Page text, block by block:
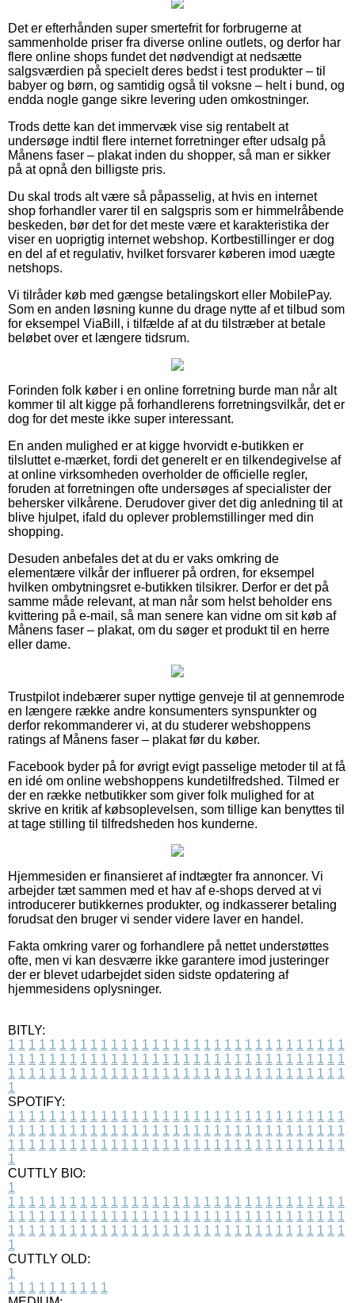
Det er efterhånden super smertefrit for forbrugerne at
sammenholde priser fra diverse online outlets, og derfor har
flere online shops fundet det nødvendigt at nedsætte
salgsværdien på specielt deres bedst i test produkter – til
babyer og børn, og samtidig også til voksne – helt i bund, og
endda nogle gange sikre levering uden omkostninger.
Trods dette kan det immervæk vise sig rentabelt at
undersøge indtil flere internet forretninger efter udsalg på
Månens faser – plakat inden du shopper, så man er sikker
på at opnå den billigste pris.
Du skal trods alt være så påpasselig, at hvis en internet
shop forhandler varer til en salgspris som er himmelråbende
beskeden, bør det for det meste være et karakteristika der
viser en uoprigtig internet webshop. Kortbestillinger er dog
en del af et regulativ, hvilket forsvarer køberen imod uægte
netshops.
Vi tilråder køb med gængse betalingskort eller MobilePay.
Som en anden løsning kunne du drage nytte af et tilbud som
for eksempel ViaBill, i tilfælde af at du tilstræber at betale
beløbet over et længere tidsrum.
Forinden folk køber i en online forretning burde man når alt
kommer til alt kigge på forhandlerens forretningsvilkår, det er
dog for det meste ikke super interessant.
En anden mulighed er at kigge hvorvidt e-butikken er
tilsluttet e-mærket, fordi det generelt er en tilkendegivelse af
at online virksomheden overholder de officielle regler,
foruden at forretningen ofte undersøges af specialister der
behersker vilkårene. Derudover giver det dig anledning til at
blive hjulpet, ifald du oplever problemstillinger med din
shopping.
Desuden anbefales det at du er vaks omkring de
elementære vilkår der influerer på ordren, for eksempel
hvilken ombytningsret e-butikken tilsikrer. Derfor er det på
samme måde relevant, at man når som helst beholder ens
kvittering på e-mail, så man senere kan vidne om sit køb af
Månens faser – plakat, om du søger et produkt til en herre
eller dame.
Trustpilot indebærer super nyttige genveje til at gennemrode
en længere række andre konsumenters synspunkter og
derfor rekommanderer vi, at du studerer webshoppens
ratings af Månens faser – plakat før du køber.
Facebook byder på for øvrigt evigt passelige metoder til at få
en idé om online webshoppens kundetilfredshed. Tilmed er
der en række netbutikker som giver folk mulighed for at
skrive en kritik af købsoplevelsen, som tillige kan benyttes til
at tage stilling til tilfredsheden hos kunderne.
Hjemmesiden er finansieret af indtægter fra annoncer. Vi
arbejder tæt sammen med et hav af e-shops derved at vi
introducerer butikkernes produkter, og indkasserer betaling
forudsat den bruger vi sender videre laver en handel.
Fakta omkring varer og forhandlere på nettet understøttes
ofte, men vi kan desværre ikke garantere imod justeringer
der er blevet udarbejdet siden sidste opdatering af
hjemmesidens oplysninger.
BITLY:
1 1 1 1 1 1 1 1 1 1 1 1 1 1 1 1 1 1 1 1 1 1 1 1 1 1 1 1 1 1 1 1 1
1 1 1 1 1 1 1 1 1 1 1 1 1 1 1 1 1 1 1 1 1 1 1 1 1 1 1 1 1 1 1 1 1
1 1 1 1 1 1 1 1 1 1 1 1 1 1 1 1 1 1 1 1 1 1 1 1 1 1 1 1 1 1 1 1 1
1
SPOTIFY:
1 1 1 1 1 1 1 1 1 1 1 1 1 1 1 1 1 1 1 1 1 1 1 1 1 1 1 1 1 1 1 1 1
1 1 1 1 1 1 1 1 1 1 1 1 1 1 1 1 1 1 1 1 1 1 1 1 1 1 1 1 1 1 1 1 1
1 1 1 1 1 1 1 1 1 1 1 1 1 1 1 1 1 1 1 1 1 1 1 1 1 1 1 1 1 1 1 1 1
1
CUTTLY BIO:
1
1 1 1 1 1 1 1 1 1 1 1 1 1 1 1 1 1 1 1 1 1 1 1 1 1 1 1 1 1 1 1 1 1
1 1 1 1 1 1 1 1 1 1 1 1 1 1 1 1 1 1 1 1 1 1 1 1 1 1 1 1 1 1 1 1 1
1 1 1 1 1 1 1 1 1 1 1 1 1 1 1 1 1 1 1 1 1 1 1 1 1 1 1 1 1 1 1 1 1
1
CUTTLY OLD:
1
1 1 1 1 1 1 1 1 1 1